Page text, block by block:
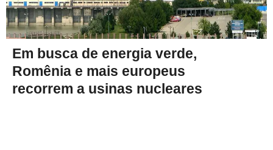
Em busca de energia verde,
Romênia e mais europeus
recorrem a usinas nucleares